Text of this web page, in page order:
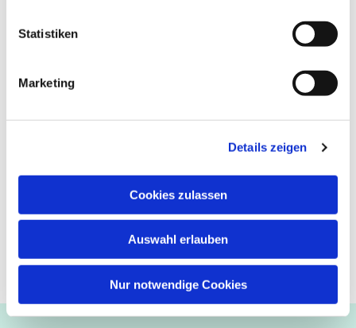
Statistiken
Marketing
Details zeigen
Cookies zulassen
Auswahl erlauben
Nur notwendige Cookies